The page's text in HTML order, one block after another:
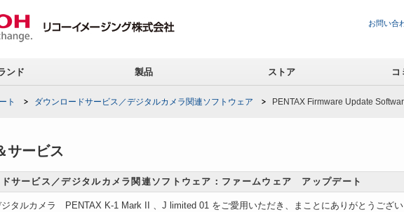
お問い合
ンド 製品 ストア コ
ト ダウンロードサービス／デジタルカメラ関連ソフトウェア PENTAX Firmware Update
サービス
サービス／デジタルカメラ関連ソフトウェア：ファームウェア アップデート
ジタルカメラ PENTAX K-1 Mark II 、J limited 01 をご愛用いただき、まことにありがとうござい